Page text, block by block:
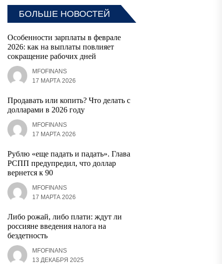
БОЛЬШЕ НОВОСТЕЙ
Особенности зарплаты в феврале
2026: как на выплаты повлияет
сокращение рабочих дней
MFOFINANS
17 МАРТА 2026
Продавать или копить? Что делать с
долларами в 2026 году
MFOFINANS
17 МАРТА 2026
Рублю «еще падать и падать». Глава
РСПП предупредил, что доллар
вернется к 90
MFOFINANS
17 МАРТА 2026
Либо рожай, либо плати: ждут ли
россияне введения налога на
бездетность
MFOFINANS
13 ДЕКАБРЯ 2025